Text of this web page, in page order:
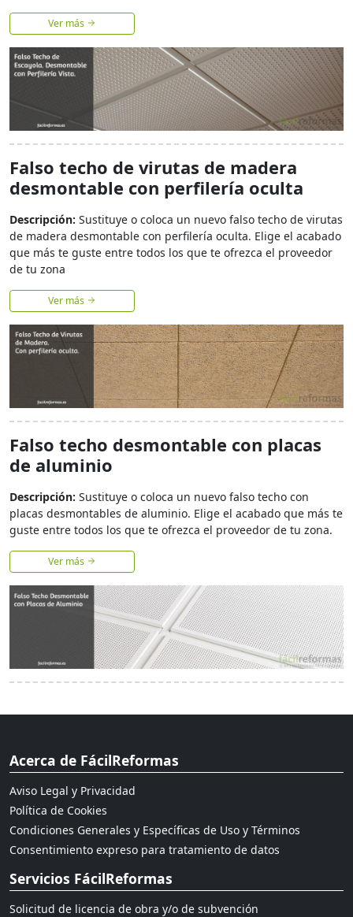
Ver más
Falso techo de virutas de madera
desmontable con perfilería oculta
Descripción: Sustituye o coloca un nuevo falso techo de virutas
de madera desmontable con perfilería oculta. Elige el acabado
que más te guste entre todos los que te ofrezca el proveedor
de tu zona
Ver más
Falso techo desmontable con placas
de aluminio
Descripción: Sustituye o coloca un nuevo falso techo con
placas desmontables de aluminio. Elige el acabado que más te
guste entre todos los que te ofrezca el proveedor de tu zona.
Ver más
Acerca de FácilReformas
Aviso Legal y Privacidad
Política de Cookies
Condiciones Generales y Específicas de Uso y Términos
Consentimiento expreso para tratamiento de datos
Servicios FácilReformas
Solicitud de licencia de obra y/o de subvención